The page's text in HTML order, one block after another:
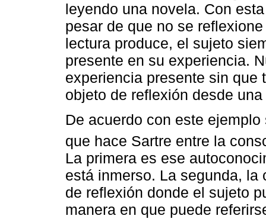
leyendo una novela. Con
pesar de que no se
lectura produce, el sujeto
presente en su experiencia.
experiencia presente sin que
objeto de reflexión desde
De acuerdo con este
que hace Sartre entre la
La primera es ese
está inmerso. La segunda,
de reflexión donde el sujeto
manera en que puede